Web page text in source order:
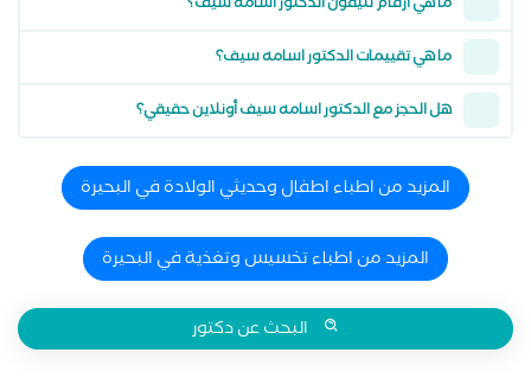
ما هي تقييمات الدكتور اسامه سيف؟
هل الحجز مع الدكتور اسامه سيف أونلاين حقيقي؟
المزيد من اطباء اطفال وحديثي الولادة في البحيرة
المزيد من اطباء تخسيس وتغذية في البحيرة
البحث عن دكتور